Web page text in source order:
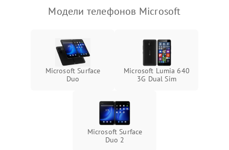
Модели телефонов Microsoft
Microsoft Surface
Duo
Microsoft Lumia 640
3G Dual Sim
Microsoft Surface
Duo 2